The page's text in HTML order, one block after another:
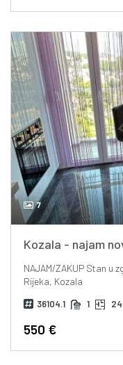
7
Kozala - najam
NAJAM/ZAKUPStan u
Rijeka, Kozala
36104.1 1
550 €